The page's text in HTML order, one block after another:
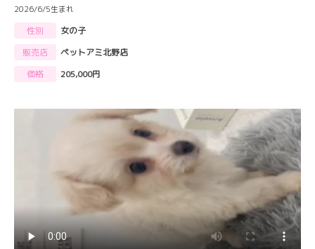
2026/6/5生まれ
性別
女の子
販売店
ペットアミ北野店
価格
205,000円